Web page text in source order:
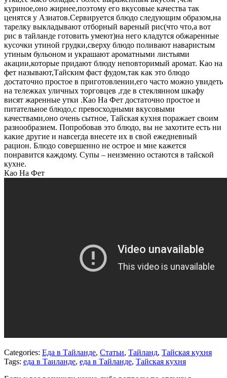
куриное,оно жирнее,поэтому его вкусовые качества так
ценятся у Азиатов.Сервируется блюдо следующим образом,на
тарелку выкладывают отборный вареный рис(что что,а вот
рис в тайланде готовить умеют)на него кладутся обжаренные
кусочки утиной грудки,сверху блюдо поливают наваристым
утиным бульоном и украшают ароматными листьями
акации,которые придают блюду неповторимый аромат. Као на
фет называют,Тайским фаст фудом,так как это блюдо
достаточно простое в приготовлении,его часто можно увидеть
на тележках уличных торговцев ,где в стеклянном шкафу
висят жаренные утки .Као На Фет достаточно простое и
питательное блюдо,с превосходными вкусовыми
качествами,оно очень сытное, Тайская кухня поражает своим
разнообразием. Попробовав это блюдо, вы не захотите есть ни
какие другие и навсегда внесете их в свой ежедневный
рацион. Блюдо совершенно не острое и мне кажется
понравится каждому. Супы – неизменно остаются в тайской
кухне.
Као На Фет
Categories: Еда в Тайланде, Статьи, Тайланд, Тайская кухня
Tags: еда в Таиланде, еда в Тайланде, Тайская кухня